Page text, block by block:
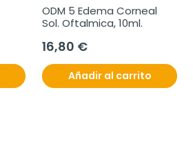
ODM 5 Edema Corneal
Sol. Oftalmica, 10ml.
16,80 €
Añadir al carrito